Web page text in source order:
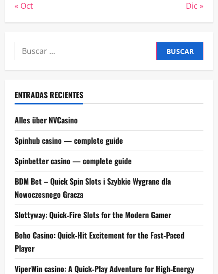
« Oct
Dic »
Buscar:
ENTRADAS RECIENTES
Alles über NVCasino
Spinhub casino — complete guide
Spinbetter casino — complete guide
BDM Bet – Quick Spin Slots i Szybkie Wygrane dla
Nowoczesnego Gracza
Slottyway: Quick‑Fire Slots for the Modern Gamer
Boho Casino: Quick‑Hit Excitement for the Fast‑Paced
Player
ViperWin casino: A Quick‑Play Adventure for High‑Energy